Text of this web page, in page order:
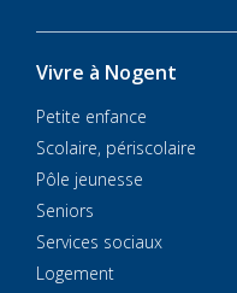
Vivre à Nogent
Petite enfance
Scolaire, périscolaire
Pôle jeunesse
Seniors
Services sociaux
Logement